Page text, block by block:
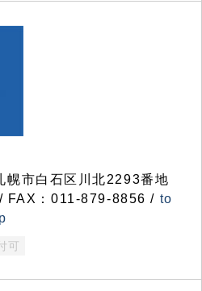
市白石区川北2293番地
FAX：011-879-8856 / to
可